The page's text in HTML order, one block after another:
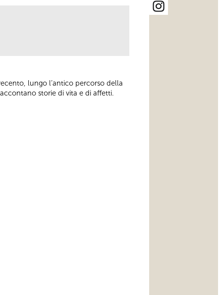
lungo l’antico percorso della
storie di vita e di affetti.